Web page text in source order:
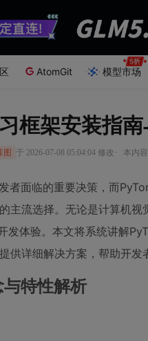
AtomGit 模型市场
框架安装指
图 于 2026-07-08 05:04:04 修改 · 本内
者面临的重要决策，而
主流选择。无论是计算机
发体验。本文将系统讲解
供详细解决方案，帮助开
特性解析